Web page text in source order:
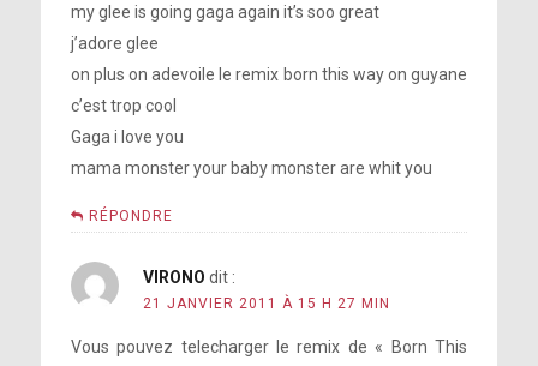
my glee is going gaga again it’s soo great
j’adore glee
on plus on adevoile le remix born this way on guyane
c’est trop cool
Gaga i love you
mama monster your baby monster are whit you
RÉPONDRE
VIRONO dit :
21 JANVIER 2011 À 15 H 27 MIN
Vous pouvez telecharger le remix de « Born This